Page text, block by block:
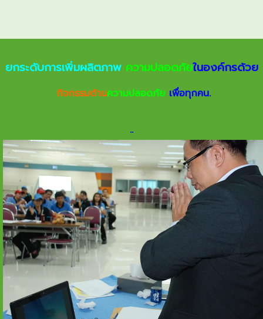
ยกระดับการเพิ่มผลิตภาพความปลอดภัยในองค์กรด้วย
กิจกรรมด้านความปลอดภัย เพื่อทุกคน.
..